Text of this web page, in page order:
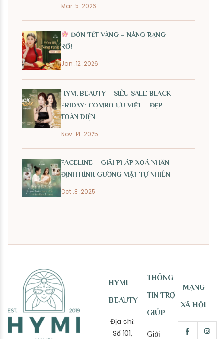
Mar .5 .2026
ĐÓN TẾT VÀNG – NÀNG RẠNG
RỠ!
Jan .12 .2026
HYMI BEAUTY – SIÊU SALE BLACK
FRIDAY: COMBO ƯU VIỆT – ĐẸP
TOÀN DIỆN
Nov .14 .2025
FACELINE – GIẢI PHÁP XOÁ NHĂN
ĐỊNH HÌNH GƯƠNG MẶT TỰ NHIÊN
Oct .8 .2025
HYMI
BEAUTY
Địa chỉ:
Số 101,
THÔNG
TIN TRỢ
GIÚP
Giới
MẠNG
XÃ HỘI